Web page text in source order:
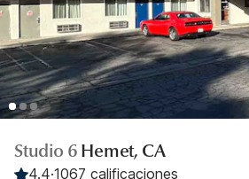
Studio 6 Hemet, CA
4.4·1067 calificaciones